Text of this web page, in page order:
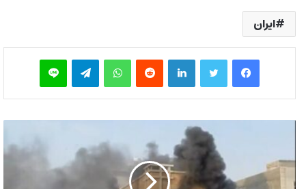
ایران
فیس بوک توییتر لینکدین‫رددیت واتس آپ تلگرام لاین